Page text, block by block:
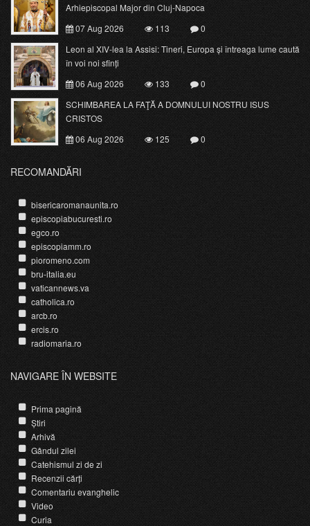
Arhiepiscopal Major din Cluj-Napoca
07 Aug 2026
113
0
Leon al XIV-lea la Assisi: Tineri, Europa și întreaga lume caută
în voi noi sfinți
06 Aug 2026
133
0
SCHIMBAREA LA FAŢĂ A DOMNULUI NOSTRU ISUS
CRISTOS
06 Aug 2026
125 0
RECOMANDĂRI
bisericaromanaunita.ro
episcopiabucuresti.ro
egco.ro
episcopiamm.ro
pioromeno.com
bru-italia.eu
vaticannews.va
catholica.ro
arcb.ro
ercis.ro
radiomaria.ro
NAVIGARE ÎN WEBSITE
Prima pagină
Știri
Arhivă
Gândul zilei
Catehismul zi de zi
Recenzii cărți
Comentariu evanghelic
Video
Curia